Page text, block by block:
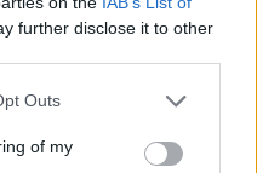
further disclose it to other
uses one or more Google
You may click to
Outs
of my